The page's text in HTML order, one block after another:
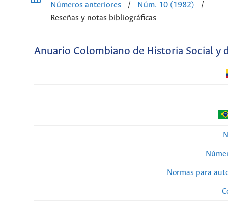
Números anteriores
/ Núm. 10 (1982)
/
Reseñas y notas bibliográficas
Anuario Colombiano de Historia Social y
Normas para